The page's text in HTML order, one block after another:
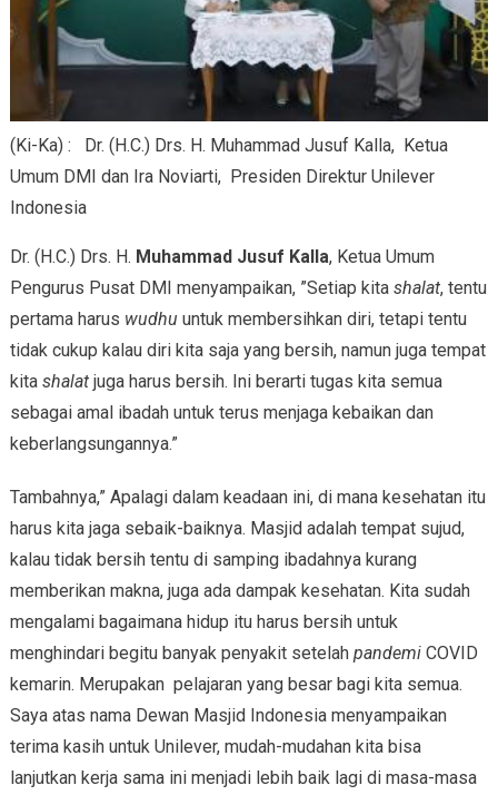
(Ki-Ka) : Dr. (H.C.) Drs. H. Muhammad Jusuf Kalla, Ketua
Umum DMI dan Ira Noviarti, Presiden Direktur Unilever
Indonesia
Dr. (H.C.) Drs. H. Muhammad Jusuf Kalla, Ketua Umum
Pengurus Pusat DMI menyampaikan, ”Setiap kitashalat, tentu
pertama harus wudhu untuk membersihkan diri, tetapi tentu
tidak cukup kalau diri kita saja yang bersih, namun juga tempat
kita shalatjuga harus bersih. Ini berarti tugas kita semua
sebagai amal ibadah untuk terus menjaga kebaikan dan
keberlangsungannya.”
Tambahnya,” Apalagi dalam keadaan ini, di mana kesehatan itu
harus kita jaga sebaik-baiknya. Masjid adalah tempat sujud,
kalau tidak bersih tentu di samping ibadahnya kurang
memberikan makna, juga ada dampak kesehatan. Kita sudah
mengalami bagaimana hidup itu harus bersih untuk
menghindari begitu banyak penyakit setelahpandemiCOVID
kemarin. Merupakan pelajaran yang besar bagi kita semua.
Saya atas nama Dewan Masjid Indonesia menyampaikan
terima kasih untuk Unilever, mudah-mudahan kita bisa
lanjutkan kerja sama ini menjadi lebih baik lagi di masa-masa